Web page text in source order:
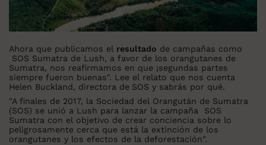
Ahora que publicamos el resultado de campañas como
SOS Sumatra de Lush, a favor de los orangutanes de
Sumatra, nos reafirmamos en que ¡segundas partes
siempre fueron buenas". Lee el relato que nos cuenta
Helen Buckland, directora de SOS y sabrás por qué.
"A finales de 2017, la Sociedad del Orangután de Sumatra
(SOS) se unió a Lush para lanzar la campaña SOS
Sumatra con el objetivo de crear conciencia sobre lo
peligrosamente cerca que está la extinción de los
orangutanes y los efectos de la deforestación".